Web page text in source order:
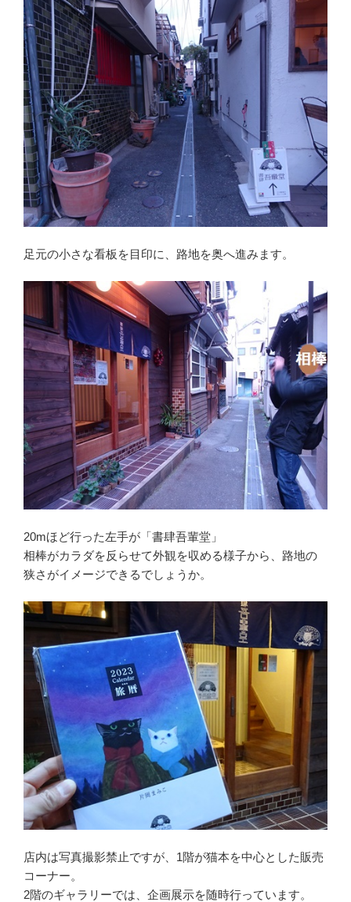
足元の小さな看板を目印に、路地を奥へ進みます。
20mほど行った左手が「書肆吾輩堂」
相棒がカラダを反らせて外観を収める様子から、路地の
狭さがイメージできるでしょうか。
店内は写真撮影禁止ですが、1階が猫本を中心とした販売
コーナー。
2階のギャラリーでは、企画展示を随時行っています。